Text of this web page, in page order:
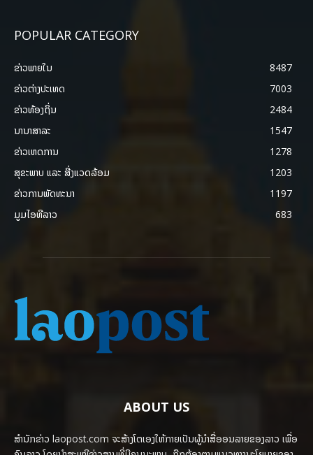
POPULAR CATEGORY
ຂ່າວພາຍ​ໃນ
8487
ຂ່າວຕ່າງປະເທດ
7003
ຂ່າວທ້ອງຖິ່ນ
2484
ນານາສາລະ
1547
ຂ່າວເຫດການ
1278
ສຸຂະພາບ ແລະ ສີ່ງແວດລ້ອມ
1203
ຂ່າວການພັດທະນາ
1197
ມູມໄອທີລາວ
683
ABOUT US
ສຳນັກຂ່າວ laopost.com ຈະສ້າງໂຕເອງໃຫ້ກາຍເປັນຜູ້ນຳສື່ອອນລາຍຂອງລາວ ເພື່ອ